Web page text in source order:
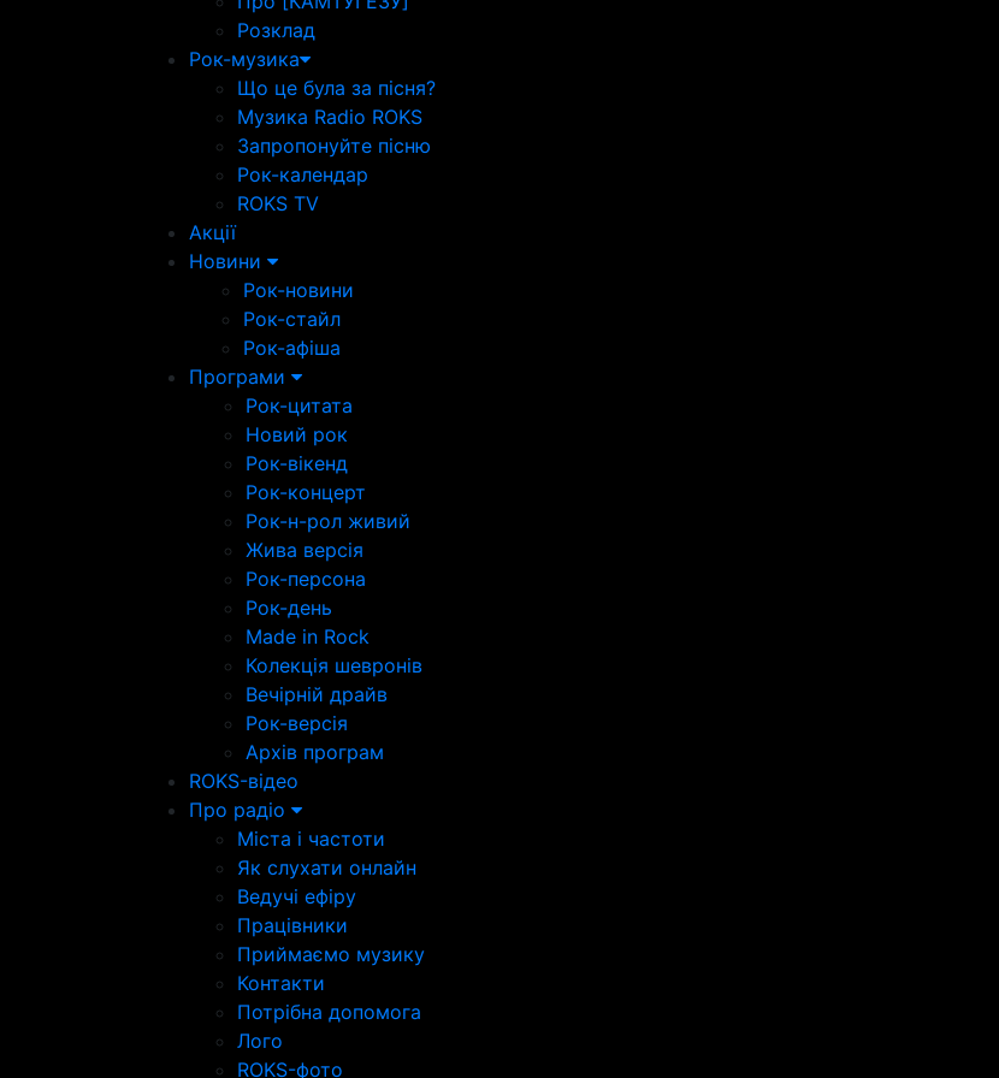
Розклад
Рок-музика
Що це була за пісня?
Музика Radio ROKS
Запропонуйте пісню
Рок-календар
ROKS TV
Акції
Новини
Рок-новини
Рок-стайл
Рок-афіша
Програми
Рок-цитата
Новий рок
Рок-вікенд
Рок-концерт
Рок-н-рол живий
Жива версія
Рок-персона
Рок-день
Made in Rock
Колекція шевронів
Вечірній драйв
Рок-версія
Архів програм
ROKS-відео
Про радіо
Міста і частоти
Як слухати онлайн
Ведучі ефіру
Працівники
Приймаємо музику
Контакти
Потрібна допомога
Лого
ROKS-фото